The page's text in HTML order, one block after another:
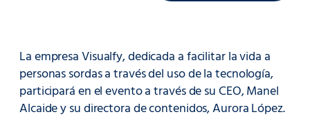
La empresa Visualfy, dedicada a facilitar la vida a
personas sordas a través del uso de la tecnología,
participará en el evento a través de su CEO, Manel
Alcaide y su directora de contenidos, Aurora López.